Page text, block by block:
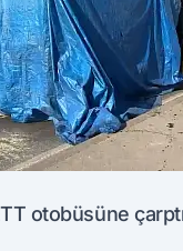
otobüsüne